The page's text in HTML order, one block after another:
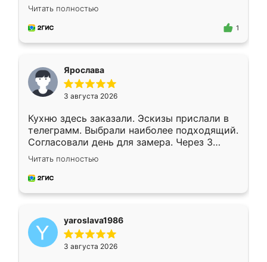
короткие сроки изготовления. Приехавший
для замера сотрудник Владислав
предложил по моему эскизу самый
Читать полностью
1
Ярослава
3 августа 2026
Кухню здесь заказали. Эскизы прислали в
телеграмм. Выбрали наиболее подходящий.
Согласовали день для замера. Через 3
недели кухня была уже готова. Остались
довольны работой. Спасибо Ренессанс
мебель за качественную работу!
Читать полностью
yaroslava1986
3 августа 2026